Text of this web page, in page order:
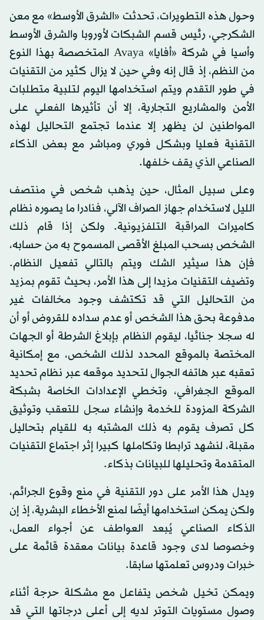
وحول هذه التطويرات، تحدثت «الشرق الأوسط» مع معن
الشكرجي، رئيس قسم الشبكات لأوروبا والشرق الأوسط
وأسيا في شركة «أفايا» Avaya المتخصصة بهذا النوع
من النظم، إذ قال إنه وفي حين لا يزال كثير من التقنيات
في طور التقدم ويتم استخدامها اليوم لتلبية متطلبات
الأمن والمشاريع التجارية، إلا أن تأثيرها الفعلي على
المواطنين لن يظهر إلا عندما تجتمع التحاليل لهذه
التقنية فعليا وبشكل فوري ومباشر مع بعض الذكاء
الصناعي الذي يقف خلفها.
وعلى سبيل المثال، حين يذهب شخص في منتصف
الليل لاستخدام جهاز الصراف الآلي، فنادرا ما يصوره نظام
كاميرات المراقبة التلفزيونية. ولكن إذا قام ذلك
الشخص بسحب المبلغ الأقصى المسموح به من حسابه،
فإن هذا سيثير الشك ويتم بالتالي تفعيل النظام.
وتضيف التقنيات مزيدا إلى هذا الأمر، بحيث تقوم بمزيد
من التحاليل التي قد تكتشف وجود مخالفات غير
مدفوعة بحق هذا الشخص أو عدم سداده للقروض أو أن
له سجلا جنائيا، ليقوم النظام بإبلاغ الشرطة أو الجهات
المختصة بالموقع المحدد لذلك الشخص، مع إمكانية
تعقبه عبر هاتفه الجوال لتحديد موقعه عبر نظام تحديد
الموقع الجغرافي، وتخطي الإعدادات الخاصة بشبكة
الشركة المزودة للخدمة وإنشاء سجل للتعقب وتوثيق
كل تصرف يقوم به ذلك المشتبه به للقيام بتحاليل
مقبلة، لنشهد ترابطا وتكاملها كبيرا إثر اجتماع التقنيات
المتقدمة وتحليلها للبيانات بذكاء.
ويدل هذا الأمر على دور التقنية في منع وقوع الجرائم،
ولكن يمكن استخدامها أيضًا لمنع الأخطاء البشرية، إذ إن
الذكاء الصناعي يُبعد العواطف عن أجواء العمل،
وخصوصا لدى وجود قاعدة بيانات معقدة قائمة على
خبرات ودروس تعلمتها سابقا.
ويمكن تخيل شخص يتفاعل مع مشكلة حرجة أثناء
وصول مستويات التوتر لديه إلى أعلى درجاتها التي قد